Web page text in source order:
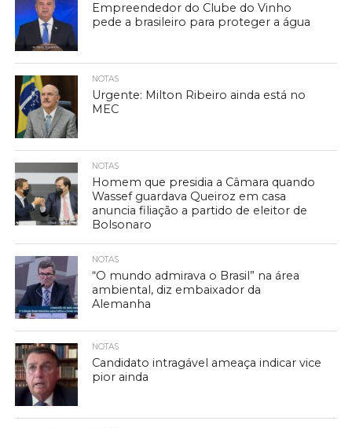
Empreendedor do Clube do Vinho
pede a brasileiro para proteger a água
NOTAS
Urgente: Milton Ribeiro ainda está no
MEC
NOTAS
Homem que presidia a Câmara quando
Wassef guardava Queiroz em casa
anuncia filiação a partido de eleitor de
Bolsonaro
NOTAS
“O mundo admirava o Brasil” na área
ambiental, diz embaixador da
Alemanha
NOTAS
Candidato intragável ameaça indicar vice
pior ainda